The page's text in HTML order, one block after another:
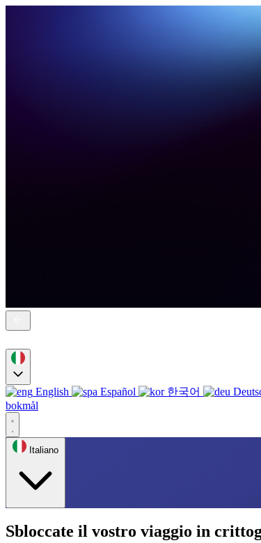
English Español 한국어
bokmål
Italiano
Sbloccate il vostro viaggio in